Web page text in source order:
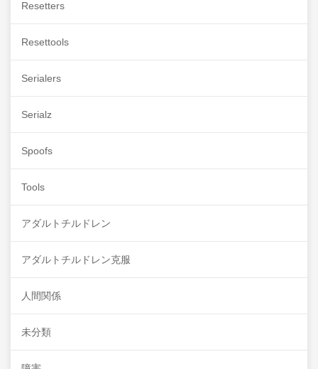
Resetters
Resettools
Serialers
Serialz
Spoofs
Tools
アダルトチルドレン
アダルトチルドレン克服
人間関係
未分類